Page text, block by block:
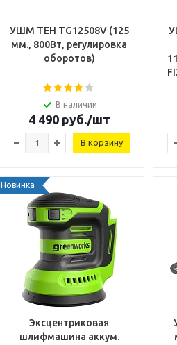
УШМ TEH TG12508V (125
мм., 800Вт, регулировка
оборотов)
В наличии
4 490руб./шт
В корзину
Новинка
Эксцентриковая
шлифмашина аккум.